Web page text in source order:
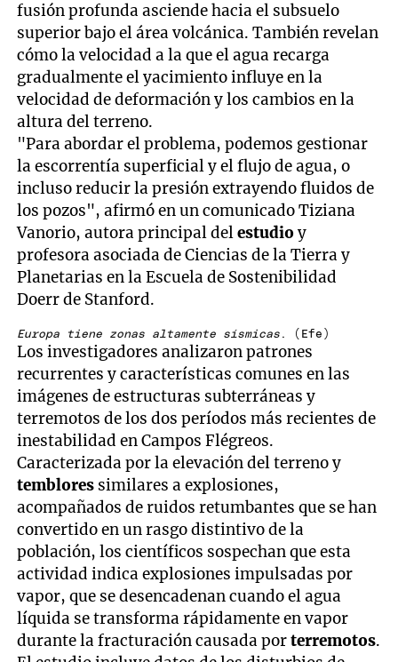
fusión profunda asciende hacia el subsuelo
superior bajo el área volcánica. También revelan
cómo la velocidad a la que el agua recarga
gradualmente el yacimiento influye en la
velocidad de deformación y los cambios en la
altura del terreno.
"Para abordar el problema, podemos gestionar
la escorrentía superficial y el flujo de agua, o
incluso reducir la presión extrayendo fluidos de
los pozos", afirmó en un comunicado Tiziana
Vanorio, autora principal delestudioy
profesora asociada de Ciencias de la Tierra y
Planetarias en la Escuela de Sostenibilidad
Doerr de Stanford.
Europa tiene zonas altamente sísmicas . (Efe)
Los investigadores analizaron patrones
recurrentes y características comunes en las
imágenes de estructuras subterráneas y
terremotos de los dos períodos más recientes de
inestabilidad en Campos Flégreos.
Caracterizada por la elevación del terreno y
temblores similares a explosiones,
acompañados de ruidos retumbantes que se han
convertido en un rasgo distintivo de la
población, los científicos sospechan que esta
actividad indica explosiones impulsadas por
vapor, que se desencadenan cuando el agua
líquida se transforma rápidamente en vapor
durante la fracturación causada porterremotos.